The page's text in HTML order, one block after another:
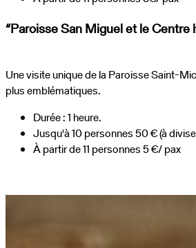
“Paroisse San Miguel et le
Une visite unique de la Paroisse Saint-
plus emblématiques.
Durée : 1 heure.
Jusqu'à 10 personnes 50 € (à
À partir de 11 personnes 5 €/ pax